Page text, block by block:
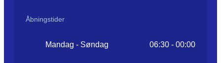
Åbningstider
Mandag - Søndag 06:30 - 00:00